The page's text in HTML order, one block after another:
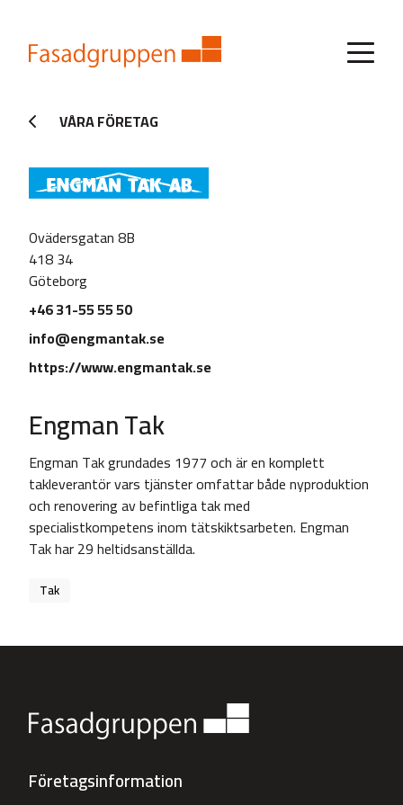
VÅRA FÖRETAG
Engman Tak
Engman Tak grundades 1977 och är en komplett
takleverantör vars tjänster omfattar både nyproduktion
och renovering av befintliga tak med
specialistkompetens inom tätskiktsarbeten. Engman
Tak har 29 heltidsanställda.
Tak
Ovädersgatan 8B
418 34
Göteborg
+46 31-55 55 50
info@engmantak.se
https://www.engmantak.se
Företagsinformation